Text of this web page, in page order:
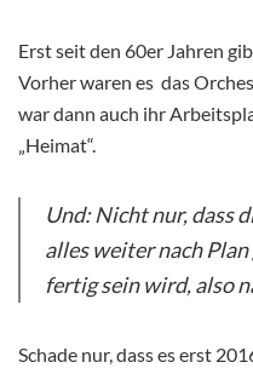
Erst seit den 60er Jahren
Vorher waren es das
war dann auch ihr
„Heimat“.
Und: Nicht nur, dass
alles weiter nach Plan
fertig sein wird, also
Schade nur, dass es erst